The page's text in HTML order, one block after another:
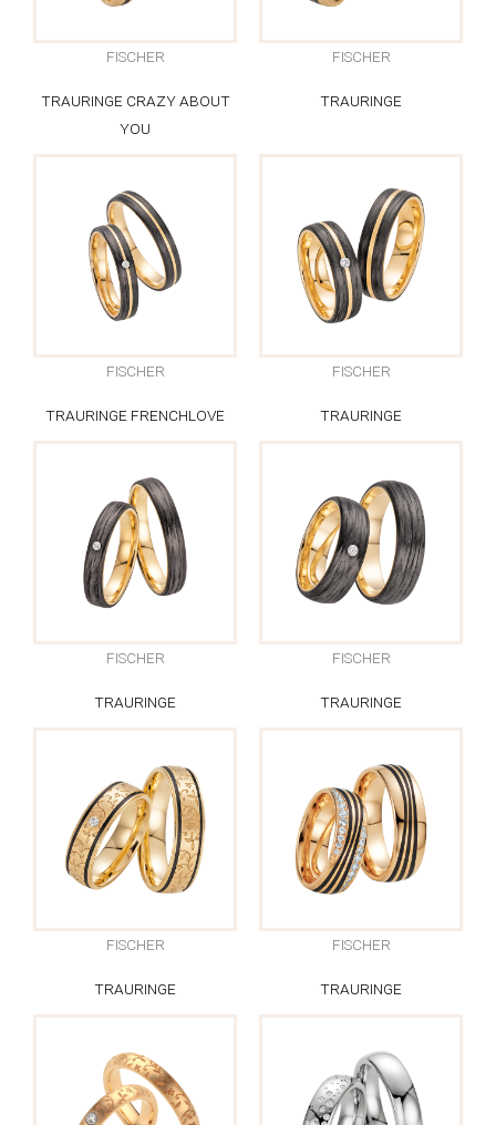
FISCHER
TRAURINGE CRAZY ABOUT
YOU
FISCHER
TRAURINGE
FISCHER
TRAURINGE FRENCHLOVE
FISCHER
TRAURINGE
FISCHER
TRAURINGE
FISCHER
TRAURINGE
FISCHER
TRAURINGE
FISCHER
TRAURINGE